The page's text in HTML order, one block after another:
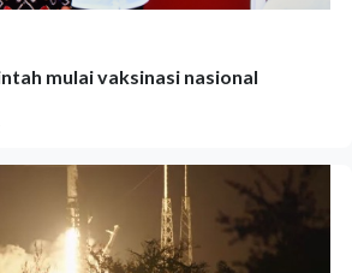
mulai vaksinasi nasional